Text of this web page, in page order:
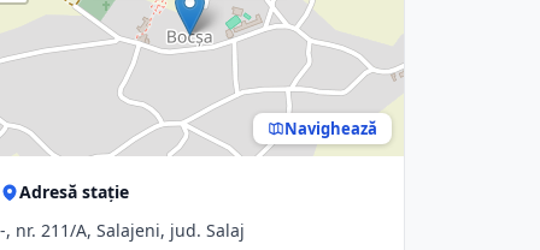
Navighează
Adresă stație
-, nr. 211/A, Salajeni, jud. Salaj